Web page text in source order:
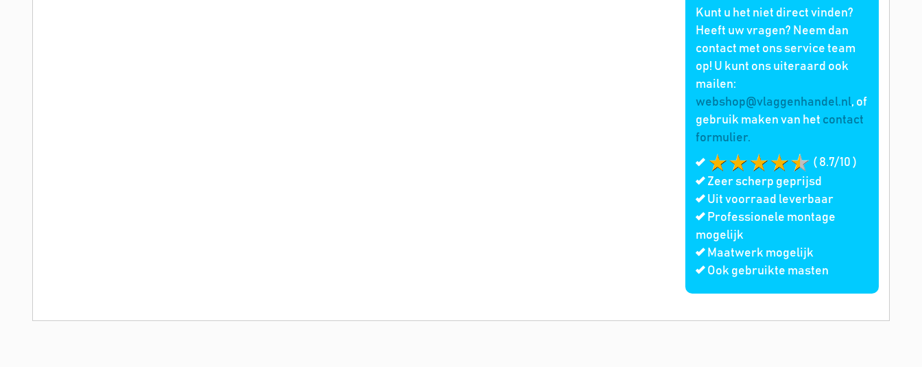
Kunt u het niet direct vinden?
Heeft uw vragen? Neem dan
contact met ons service team
op! U kunt ons uiteraard ook
mailen:
webshop@vlaggenhandel.nl, of
gebruik maken van het contact
formulier.
( 8.7/10 )
Zeer scherp geprijsd
Uit voorraad leverbaar
Professionele montage
mogelijk
Maatwerk mogelijk
Ook gebruikte masten